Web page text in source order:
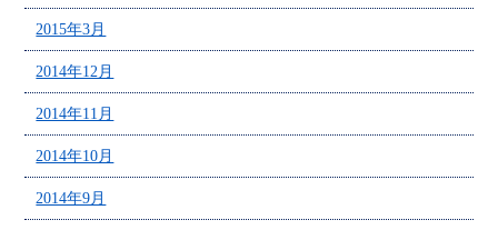
2015年3月
2014年12月
2014年11月
2014年10月
2014年9月